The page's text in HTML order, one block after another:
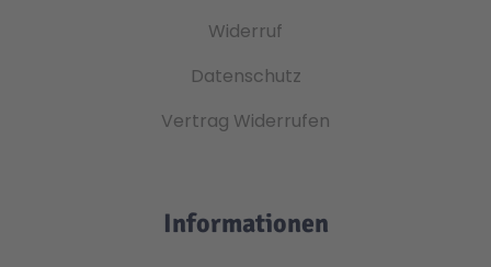
Widerruf
Datenschutz
Vertrag Widerrufen
Informationen